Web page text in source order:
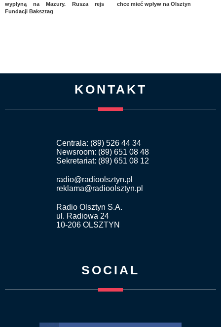
wypłyną na Mazury. Rusza rejs
Fundacji Baksztag
chce mieć wpływ na Olsztyn
KONTAKT
Centrala: (89) 526 44 34
Newsroom: (89) 651 08 48
Sekretariat: (89) 651 08 12
radio@radioolsztyn.pl
reklama@radioolsztyn.pl
Radio Olsztyn S.A.
ul. Radiowa 24
10-206 OLSZTYN
SOCIAL